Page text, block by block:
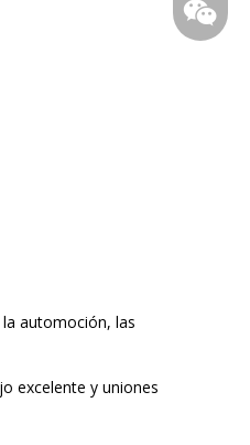
automoción, las
excelente y uniones